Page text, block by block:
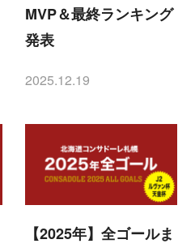
MVP＆最終ランキング
発表
投稿日
2025.12.19
【2025年】全ゴールま